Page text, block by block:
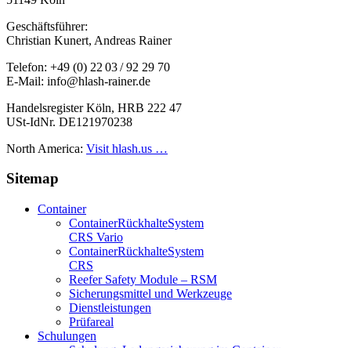
Geschäftsführer:
Christian Kunert, Andreas Rainer
Telefon: +49 (0) 22 03 / 92 29 70
E-Mail: info@hlash-rainer.de
Handelsregister Köln, HRB 222 47
USt-IdNr. DE121970238
North America: Visit hlash.us …
Sitemap
Container
Container­Rückhalte­System
CRS Vario
Container­Rückhalte­System
CRS
Reefer Safety Module – RSM
Sicherungsmittel und Werkzeuge
Dienstleistungen
Prüfareal
Schulungen